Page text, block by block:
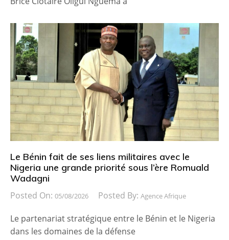
Le Bénin fait de ses liens militaires avec le
Nigeria une grande priorité sous l’ère Romuald
Wadagni
Posted On: 05/08/2026 Posted By: Agence Afrique
Le partenariat stratégique entre le Bénin et le Nigeria
dans les domaines de la défense